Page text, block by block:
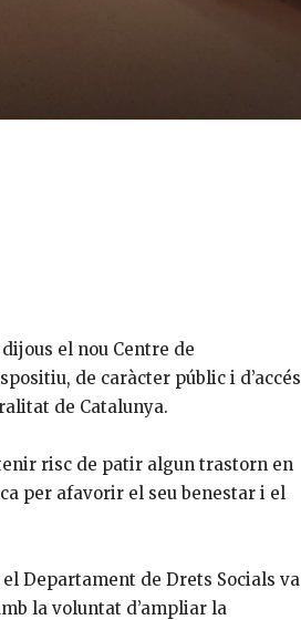
el nou Centre de
de caràcter públic i d’accés
de Catalunya.
risc de patir algun trastorn en
per afavorir el seu benestar i el
Departament de Drets Socials va
la voluntat d’ampliar la